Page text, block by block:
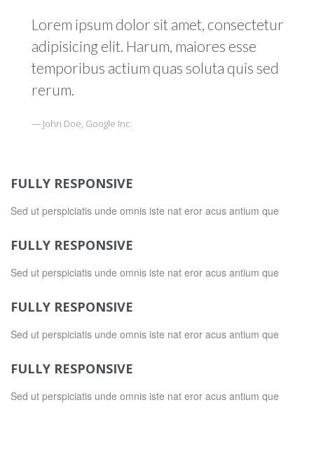
Lorem ipsum dolor sit amet, consectetur
adipisicing elit. Harum, maiores esse
temporibus actium quas soluta quis sed
rerum.
John Doe, Google Inc.
FULLY RESPONSIVE
Sed ut perspiciatis unde omnis iste nat eror acus antium que
FULLY RESPONSIVE
Sed ut perspiciatis unde omnis iste nat eror acus antium que
FULLY RESPONSIVE
Sed ut perspiciatis unde omnis iste nat eror acus antium que
FULLY RESPONSIVE
Sed ut perspiciatis unde omnis iste nat eror acus antium que